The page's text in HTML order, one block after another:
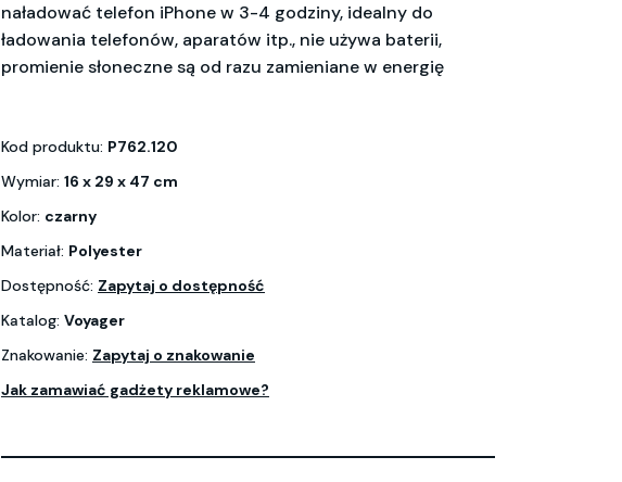
naładować telefon iPhone w 3-4 godziny, idealny do
ładowania telefonów, aparatów itp., nie używa baterii,
promienie słoneczne są od razu zamieniane w energię
Kod produktu: P762.120
Wymiar: 16 x 29 x 47 cm
Kolor: czarny
Materiał: Polyester
Dostępność: Zapytaj o dostępność
Katalog: Voyager
Znakowanie: Zapytaj o znakowanie
Jak zamawiać gadżety reklamowe?